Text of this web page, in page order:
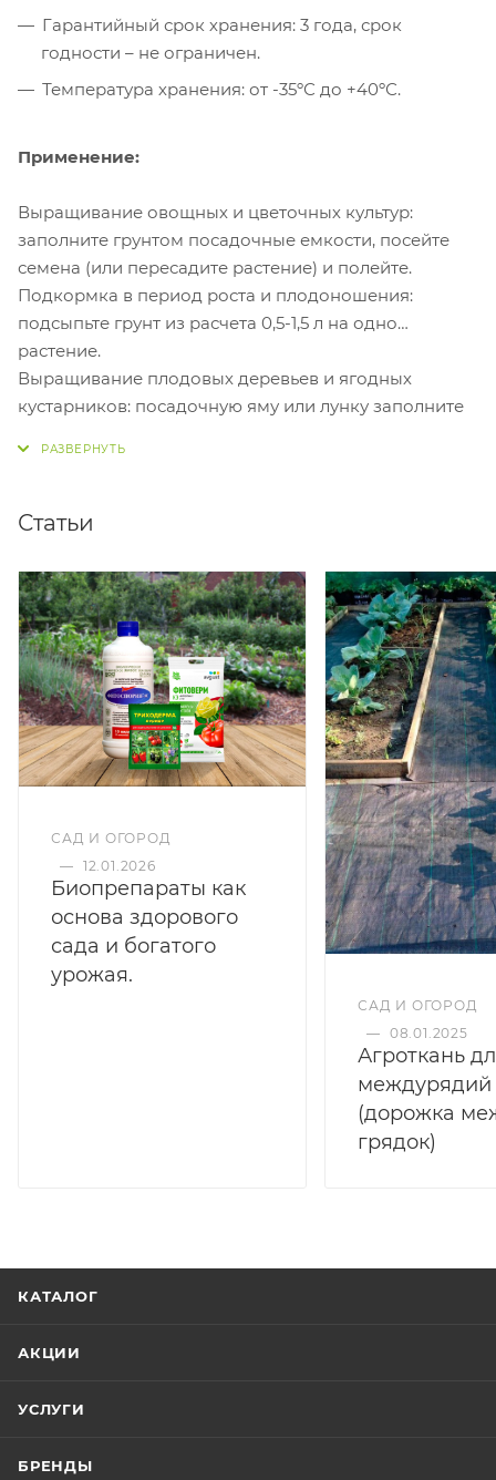
Гарантийный срок хранения: 3 года, срок
годности – не ограничен.
Температура хранения: от -35ºС до +40ºС.
Применение:
Выращивание овощных и цветочных культур:
заполните грунтом посадочные емкости, посейте
семена (или пересадите растение) и полейте.
Подкормка в период роста и плодоношения:
подсыпьте грунт из расчета 0,5-1,5 л на одно
растение.
Выращивание плодовых деревьев и ягодных
кустарников: посадочную яму или лунку заполните
Статьи
САД И ОГОРОД
— 12.01.2026
Биопрепараты как
основа здорового
сада и богатого
урожая.
САД И ОГОРОД
— 08.01.2025
Агроткань
междурядий
(дорожка
грядок)
КАТАЛОГ
АКЦИИ
УСЛУГИ
БРЕНДЫ